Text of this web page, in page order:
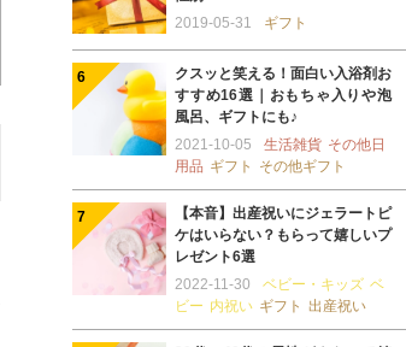
2019-05-31
ギフト
クスッと笑える！面白い入浴剤お
すすめ16選｜おもちゃ入りや泡
風呂、ギフトにも♪
2021-10-05
生活雑貨 その他日
用品 ギフト その他ギフト
【本音】出産祝いにジェラートピ
ケはいらない？もらって嬉しいプ
レゼント6選
2022-11-30
ベビー・キッズ ベ
ビー 内祝い ギフト 出産祝い